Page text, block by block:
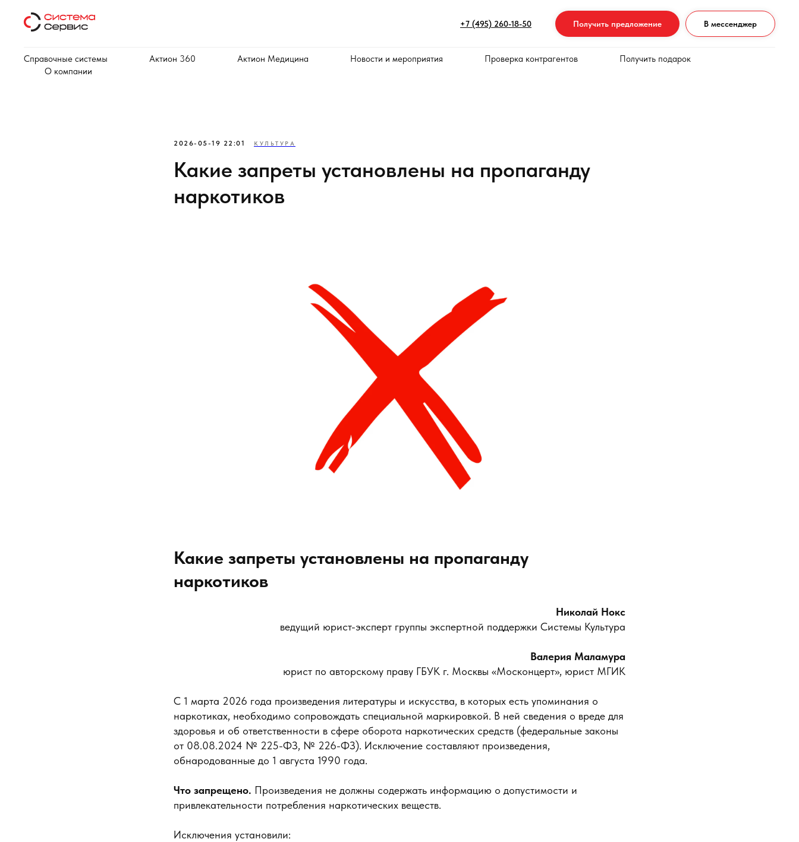
+7 (495) 260-18-50 Получить предложение В мессенджер
Справочные системы Актион 360 Актион Медицина Новости и мероприятия Проверка контрагентов
Получить подарок
О компании
2026-05-19 22:01 КУЛЬТУРА
Какие запреты установлены на пропаганду
наркотиков
Какие запреты установлены на пропаганду
наркотиков
Николай Нокс
ведущий юрист-эксперт группы экспертной поддержки Системы Культура
Валерия Маламура
юрист по авторскому праву ГБУК г. Москвы «Москонцерт», юрист МГИК
С 1 марта 2026 года произведения литературы и искусства, в которых есть упоминания о
наркотиках, необходимо сопровождать специальной маркировкой. В ней сведения о вреде для
здоровья и об ответственности в сфере оборота наркотических средств (федеральные законы
от 08.08.2024 № 225-ФЗ, № 226-ФЗ). Исключение составляют произведения,
обнародованные до 1 августа 1990 года.
Что запрещено. Произведения не должны содержать информацию о допустимости и
привлекательности потребления наркотических веществ.
Исключения установили: